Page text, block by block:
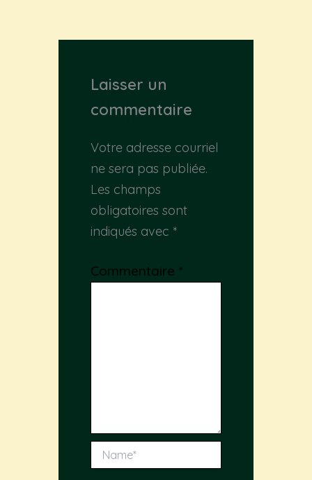
Laisser un
commentaire
Votre adresse courriel
ne sera pas publiée.
Les champs
obligatoires sont
indiqués avec *
Commentaire *
Name*